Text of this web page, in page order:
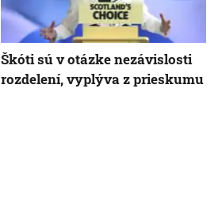
Škóti sú v otázke nezávislosti
rozdelení, vyplýva z prieskumu